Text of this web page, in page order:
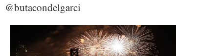
@butacondelgarci